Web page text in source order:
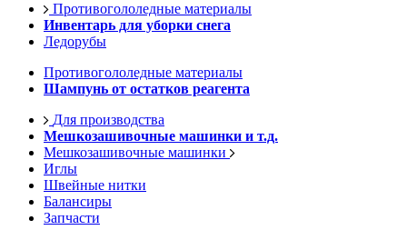
Противогололедные материалы
Инвентарь для уборки снега
Ледорубы
Противогололедные материалы
Шампунь от остатков реагента
Для производства
Мешкозашивочные машинки и т.д.
Мешкозашивочные машинки
Иглы
Швейные нитки
Балансиры
Запчасти